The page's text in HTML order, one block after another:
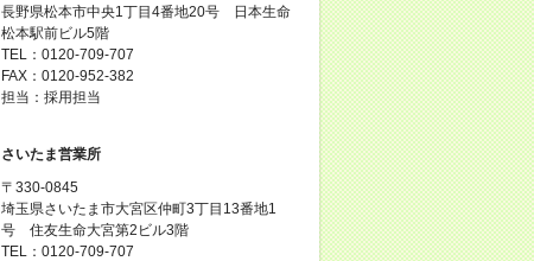
長野県松本市中央1丁目4番地20号 日本生命
松本駅前ビル5階
TEL：0120-709-707
FAX：0120-952-382
担当：採用担当
さいたま営業所
〒330-0845
埼玉県さいたま市大宮区仲町3丁目13番地1
号 住友生命大宮第2ビル3階
TEL：0120-709-707